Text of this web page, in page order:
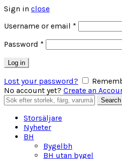
Sign in close
Username or email *
Password *
Log in
Lost your password?
No account yet? Create an
Search
for:
Search
Storsäljare
Nyheter
BH
Bygelbh
BH utan bygel